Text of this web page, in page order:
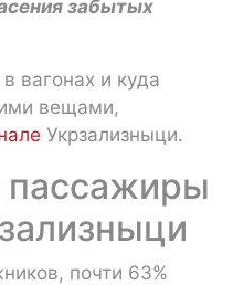
забытых
вагонах и куда
вещами,
Укрзализныци.
пассажиры
почти 63%